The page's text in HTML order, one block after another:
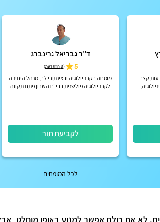
קצב
ד"ר גבריאל גרינברג
5
(3 חוות דעת )
מומחה בקרדיולוגיה ובצינתורי לב, מנהל היחידה
לקרדיולוגיה פולשנית בבי"ח השרון פתח תקווה
לקביעת תור
לכל המומחים
לא את כולם אפשר למנוע באופן מוחלט, אבל